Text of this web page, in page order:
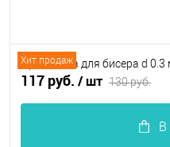
Хит продаж
Проволока для бисера d
117 руб. / шт 130 руб.
В